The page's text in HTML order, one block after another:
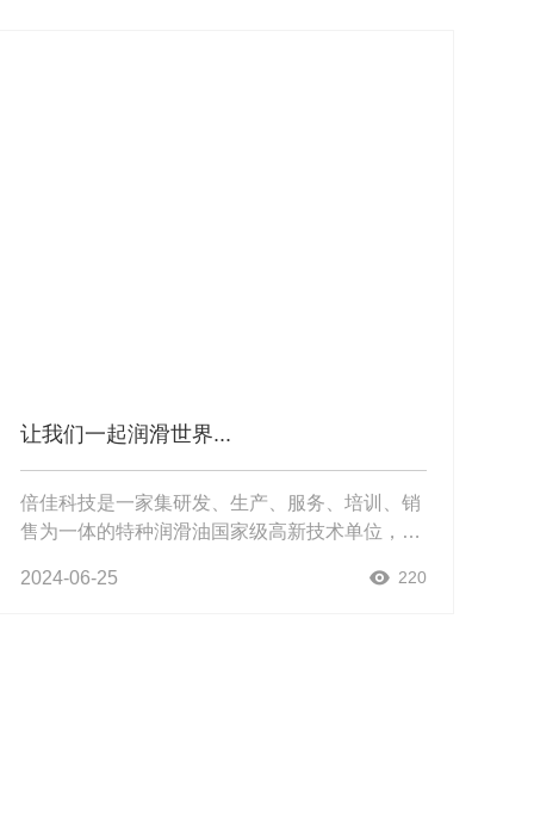
让我们一起润滑世界...
倍佳科技是一家集研发、生产、服务、培训、销
售为一体的特种润滑油国家级高新技术单位，致
心两次承担国家火炬计划项目，一次承担国家级
2024-06-25 220